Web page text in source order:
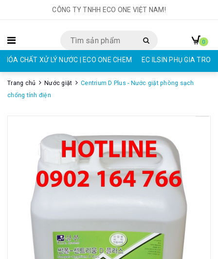
CÔNG TY TNHH ECO ONE VIỆT NAM!
HÓA CHẤT XỬ LÝ NƯỚC | ECO ONE CHEM EC ILSIN PHỤ GIA
0
Trang chủ Nước giặt
Centrium D Plus - Nước giặt phòng sạch
chống tính điện